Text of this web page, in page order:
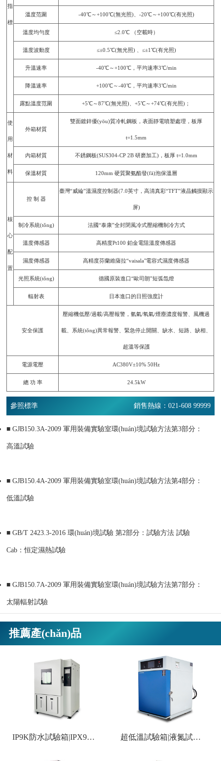
指
標
溫度范圍 -40℃～+100℃(無光照)、-20℃～+100℃(有光照)
溫度均勻度 ≤2.0℃ （空載時）
溫度波動度 ≤±0.5℃(無光照) 、≤±1℃(有光照)
升溫速率 -40℃～+100℃，平均速率3℃/min
降溫速率 +100℃～-40℃，平均速率3℃/min
露點溫度范圍 +5℃～87℃(無光照)、+5℃～+74℃(有光照)；
使
用
材
料
外箱材質
雙面鍍鋅優(yōu)質冷軋鋼板，表面靜電噴塑處理，板厚
t=1.5mm
內箱材質 不銹鋼板(SUS304-CP 2B 研磨加工)，板厚 t=1.0mm
保溫材質 120mm 硬質聚氨酯發(fā)泡保溫層
核
心
配
置
控 制 器
臺灣“威綸”溫濕度控制器(7.0英寸，高清真彩“TFT”液晶觸摸顯示
屏)
制冷系統(tǒng) 法國“泰康”全封閉風冷式壓縮機制冷方式
溫度傳感器 高精度Pt100 鉑金電阻溫度傳感器
濕度傳感器 高精度芬蘭維薩拉“vaisala"電容式濕度傳感器
光照系統(tǒng) 德國原裝進口“歐司朗”短弧氙燈
輻射表 日本進口的日照強度計
安全保護
壓縮機低壓/過載/高壓報警，氫氣/氧氣/煙塵濃度報警、風機過
載、系統(tǒng)異常報警、緊急停止開關、缺水、短路、缺相、
超溫等保護
電源電壓 AC380V±10% 50Hz
總 功 率 24.5kW
參照標準 銷售熱線：021-608 99999
■ GJB150.3A-2009 軍用裝備實驗室環(huán)境試驗方法第3部分：
高溫試驗
■ GJB150.4A-2009 軍用裝備實驗室環(huán)境試驗方法第4部分：
低溫試驗
■ GB/T 2423.3-2016 環(huán)境試驗 第2部分：試驗方法 試驗
Cab：恒定濕熱試驗
■ GJB150.7A-2009 軍用裝備實驗室環(huán)境試驗方法第7部分：
太陽輻射試驗
推薦產(chǎn)品
IP9K防水試驗箱|IPX9K防水試驗箱 超低溫試驗箱|液氮試驗箱